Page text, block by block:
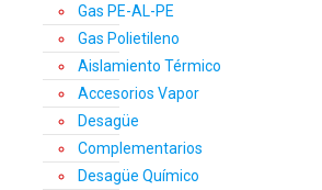
Gas PE-AL-PE
Gas Polietileno
Aislamiento Térmico
Accesorios Vapor
Desagüe
Complementarios
Desagüe Químico